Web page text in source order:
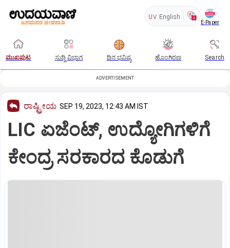
UV English
E-Paper
ಮುಖಪುಟ ಸುದ್ದಿ ವಿಭಾಗ ದಿನ ಭವಿಷ್ಯ ಹೊಂಗಿರಣ Search
ADVERTISEMENT
ರಾಷ್ಟ್ರೀಯ SEP 19, 2023, 12:43 AM IST
LIC ಏಜೆಂಟ್‌, ಉದ್ಯೋಗಿಗಳಿಗೆ
ಕೇಂದ್ರ ಸರಕಾರದ ಕೊಡುಗೆ